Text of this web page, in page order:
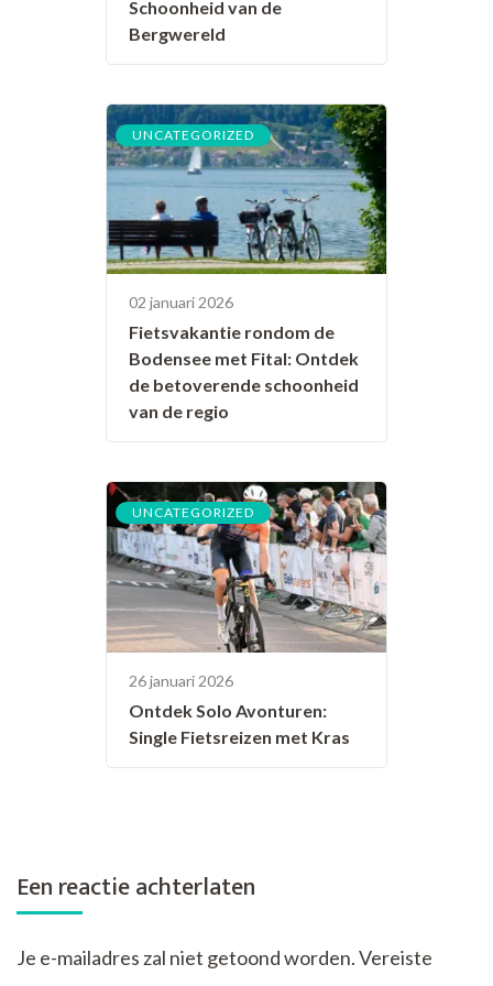
Schoonheid van de
Bergwereld
UNCATEGORIZED
02 januari 2026
Fietsvakantie rondom de
Bodensee met Fital: Ontdek
de betoverende schoonheid
van de regio
UNCATEGORIZED
26 januari 2026
Ontdek Solo Avonturen:
Single Fietsreizen met Kras
Een reactie achterlaten
Je e-mailadres zal niet getoond worden.Vereiste